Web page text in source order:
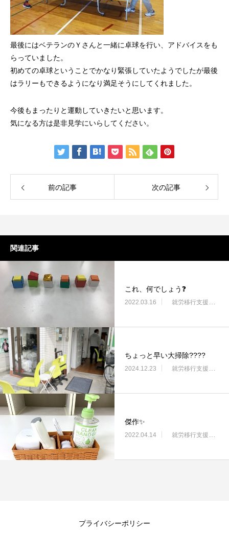
最後にはベテランのＹさんと一緒に卓球を行い、アドバイスをも
らっていました。
初めての卓球ということでかなり緊張していたようでしたが最後
はラリーもできるようになり満足そうにしてくれました。
今後もまったりと運動していきたいと思います。
気になる方は是非見学にいらしてください。
前の記事 次の記事
関連記事
これ、何でしょう❓
2022.03.16 就労移行支援・ニコサービス城東センター
ちょっと早い大掃除????
2024.12.23 就労移行支援・ニコサービス城東センター
傑作✨
2022.04.14 就労移行支援・ニコサービス城東センター
プライバシーポリシー